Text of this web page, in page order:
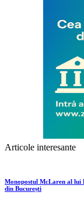
Articole interesante
Monopostul McLaren al lui
din București